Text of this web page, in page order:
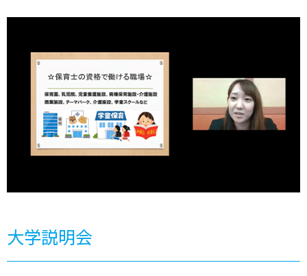
大学説明会